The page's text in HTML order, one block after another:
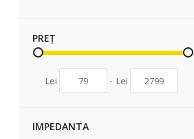
PREȚ
Lei - Lei
IMPEDANTA